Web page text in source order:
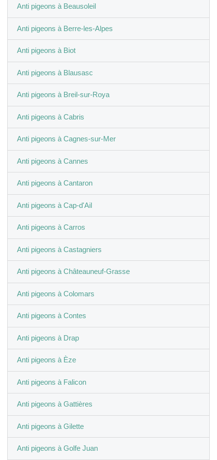
Anti pigeons à Beausoleil
Anti pigeons à Berre-les-Alpes
Anti pigeons à Biot
Anti pigeons à Blausasc
Anti pigeons à Breil-sur-Roya
Anti pigeons à Cabris
Anti pigeons à Cagnes-sur-Mer
Anti pigeons à Cannes
Anti pigeons à Cantaron
Anti pigeons à Cap-d'Ail
Anti pigeons à Carros
Anti pigeons à Castagniers
Anti pigeons à Châteauneuf-Grasse
Anti pigeons à Colomars
Anti pigeons à Contes
Anti pigeons à Drap
Anti pigeons à Èze
Anti pigeons à Falicon
Anti pigeons à Gattières
Anti pigeons à Gilette
Anti pigeons à Golfe Juan